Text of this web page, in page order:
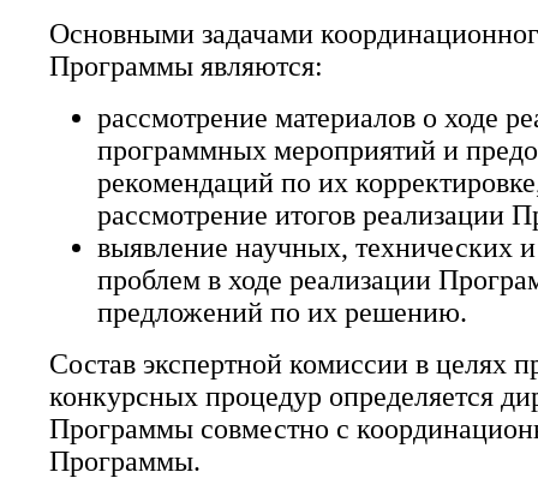
Основными задачами
Программы являются:
рассмотрение материалов о ходе
программных мероприятий и
рекомендаций по их
рассмотрение итогов реализации
выявление научных, технических
проблем в ходе реализации
предложений по их решению.
Состав экспертной комиссии в целях
конкурсных процедур определяется
Программы совместно с
Программы.